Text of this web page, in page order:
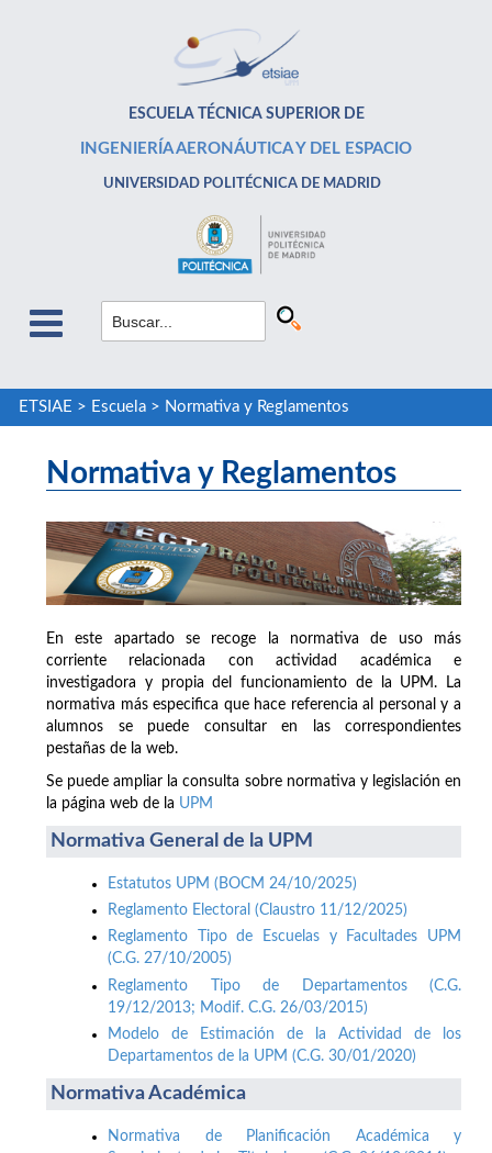
ESCUELA TÉCNICA SUPERIOR DE
INGENIERÍA AERONÁUTICA Y DEL ESPACIO
UNIVERSIDAD POLITÉCNICA DE MADRID
ETSIAE > Escuela> Normativa y Reglamentos
Normativa y Reglamentos
En este apartado se recoge la normativa de uso más
corriente relacionada con actividad académica e
investigadora y propia del funcionamiento de la UPM. La
normativa más especifica que hace referencia al personal y a
alumnos se puede consultar en las correspondientes
pestañas de la web.
Se puede ampliar la consulta sobre normativa y legislación en
la página web de la UPM
Normativa General de la UPM
Estatutos UPM (BOCM 24/10/2025)
Reglamento Electoral (Claustro 11/12/2025)
Reglamento Tipo de Escuelas y Facultades UPM
(C.G. 27/10/2005)
Reglamento Tipo de Departamentos (C.G.
19/12/2013; Modif. C.G. 26/03/2015)
Modelo de Estimación de la Actividad de los
Departamentos de la UPM (C.G. 30/01/2020)
Normativa Académica
Normativa de Planificación Académica y